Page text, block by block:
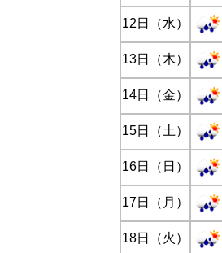
12日（水）
13日（木）
14日（金）
15日（土）
16日（日）
17日（月）
18日（火）